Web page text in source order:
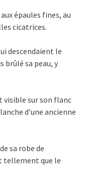
épaules fines, au
cicatrices.
descendaient le
brûlé sa peau, y
visible sur son flanc
d’une ancienne
sa robe de
tellement que le